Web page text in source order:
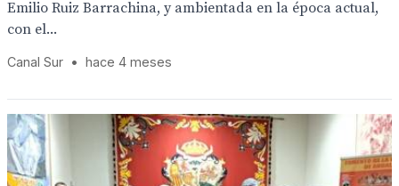
Emilio Ruiz Barrachina, y ambientada en la época actual,
con el...
Canal Sur • hace 4 meses